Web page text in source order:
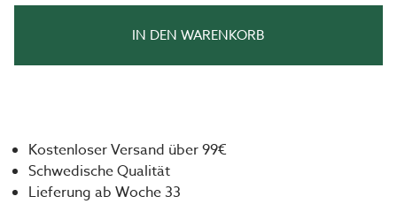
IN DEN WARENKORB
Kostenloser Versand über 99€
Schwedische Qualität
Lieferung ab Woche 33